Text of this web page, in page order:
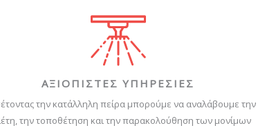
ΑΞΙΟΠΙΣΤΕΣ ΥΠΗΡΕΣΙΕΣ
την κατάλληλη πείρα μπορούμε να αναλάβουμε την
την τοποθέτηση και την παρακολούθηση των μονίμων